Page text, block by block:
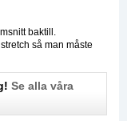
baktill.
så man måste
Se alla våra